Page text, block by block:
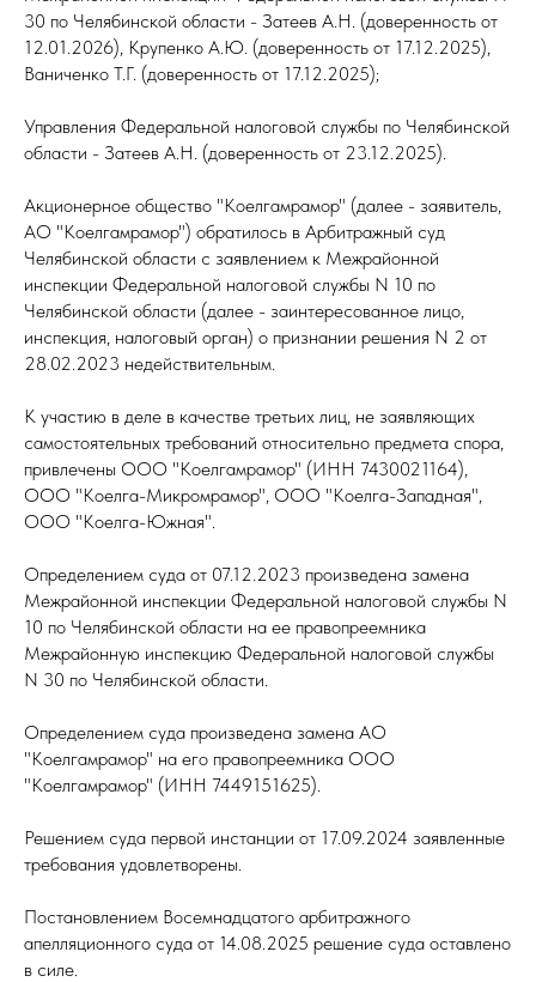
30 по Челябинской области - Затеев А.Н. (доверенность от
12.01.2026), Крупенко А.Ю. (доверенность от 17.12.2025),
Ваниченко Т.Г. (доверенность от 17.12.2025);
Управления Федеральной налоговой службы по Челябинской
области - Затеев А.Н. (доверенность от 23.12.2025).
Акционерное общество "Коелгамрамор" (далее - заявитель,
АО "Коелгамрамор") обратилось в Арбитражный суд
Челябинской области с заявлением к Межрайонной
инспекции Федеральной налоговой службы N 10 по
Челябинской области (далее - заинтересованное лицо,
инспекция, налоговый орган) о признании решения N 2 от
28.02.2023 недействительным.
К участию в деле в качестве третьих лиц, не заявляющих
самостоятельных требований относительно предмета спора,
привлечены ООО "Коелгамрамор" (ИНН 7430021164),
ООО "Коелга-Микромрамор", ООО "Коелга-Западная",
ООО "Коелга-Южная".
Определением суда от 07.12.2023 произведена замена
Межрайонной инспекции Федеральной налоговой службы N
10 по Челябинской области на ее правопреемника
Межрайонную инспекцию Федеральной налоговой службы
N 30 по Челябинской области.
Определением суда произведена замена АО
"Коелгамрамор" на его правопреемника ООО
"Коелгамрамор" (ИНН 7449151625).
Решением суда первой инстанции от 17.09.2024 заявленные
требования удовлетворены.
Постановлением Восемнадцатого арбитражного
апелляционного суда от 14.08.2025 решение суда оставлено
в силе.